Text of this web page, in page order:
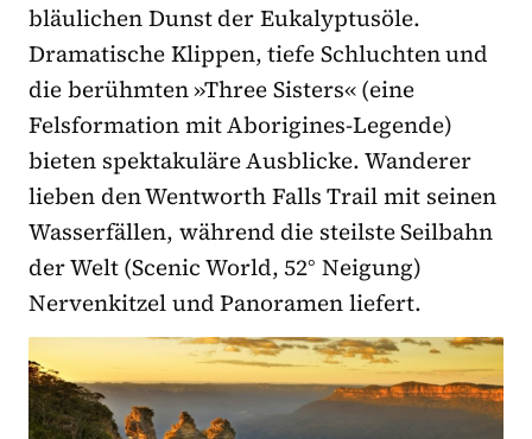
bläulichen Dunst der Eukalyptusöle.
Dramatische Klippen, tiefe Schluchten und
die berühmten »Three Sisters« (eine
Felsformation mit Aborigines-Legende)
bieten spektakuläre Ausblicke. Wanderer
lieben den Wentworth Falls Trail mit seinen
Wasserfällen, während die steilste Seilbahn
der Welt (Scenic World, 52° Neigung)
Nervenkitzel und Panoramen liefert.